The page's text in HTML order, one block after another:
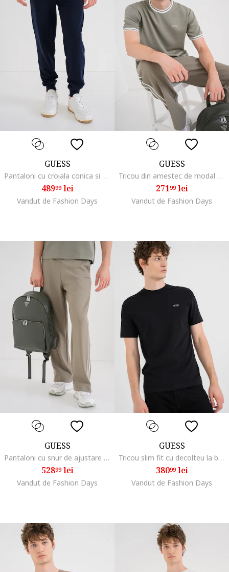
GUESS
Pantaloni cu croiala conica si snur de ajustare pentru antrenament, Bleumarin
48999lei
Vandut de Fashion Days
GUESS
Tricou din amestec de modal cu logo pentru fitness, Alb murdar/Verde fistic
27199lei
Vandut de Fashion Days
GUESS
Pantaloni cu snur de ajustare si dungi contrastante pentru antrenament, Alb murdar/Verde fistic
52899lei
Vandut de Fashion Days
GUESS
Tricou slim fit cu decolteu la baza gatului, Negru
38099lei
Vandut de Fashion Days